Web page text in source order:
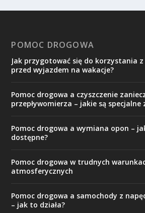
POMOC DROGOWA
Jak przygotować się do korzystania
przed wyjazdem na wakacje?
Pomoc drogowa a czyszczenie
przepływomierza – jakie są specjalne
Pomoc drogowa a wymiana opon –
dostępne?
Pomoc drogowa w trudnych
atmosferycznych
Pomoc drogowa a samochody z
– jak to działa?